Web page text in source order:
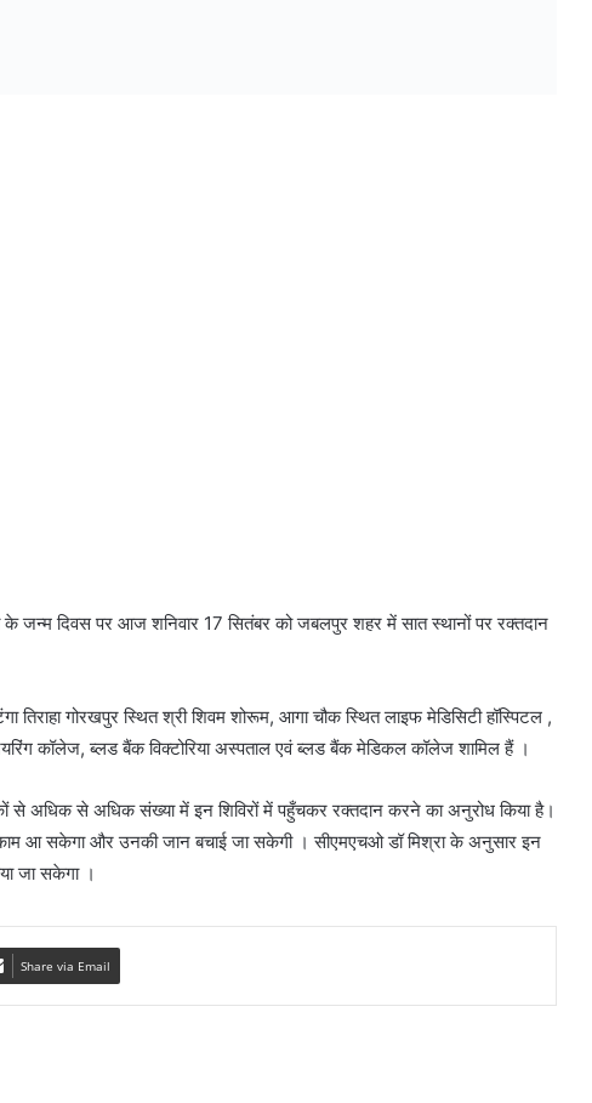
के जन्म दिवस पर आज शनिवार 17 सितंबर को जबलपुर शहर में सात स्थानों पर रक्तदान
तिराहा गोरखपुर स्थित श्री शिवम शोरूम, आगा चौक स्थित लाइफ मेडिसिटी हॉस्पिटल ,
कॉलेज, ब्लड बैंक विक्टोरिया अस्पताल एवं ब्लड बैंक मेडिकल कॉलेज शामिल हैं ।
से अधिक से अधिक संख्या में इन शिविरों में पहुँचकर रक्तदान करने का अनुरोध किया है।
काम आ सकेगा और उनकी जान बचाई जा सकेगी । सीएमएचओ डॉ मिश्रा के अनुसार इन
जा सकेगा ।
Share via Email